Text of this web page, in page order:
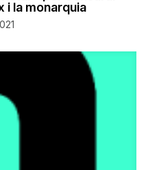
i la monarquia